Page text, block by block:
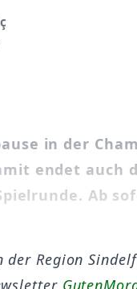
in der
endet auch
Ab
Region